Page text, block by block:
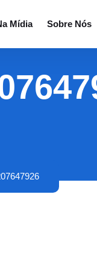
Mídia Sobre Nós